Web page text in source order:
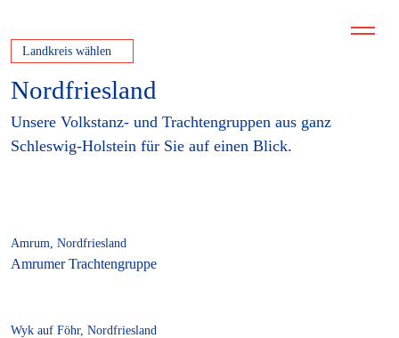
Landkreis wählen
Nordfriesland
Unsere Volkstanz- und Trachtengruppen aus ganz
Schleswig-Holstein für Sie auf einen Blick.
Amrum, Nordfriesland
Amrumer Trachtengruppe
Wyk auf Föhr, Nordfriesland